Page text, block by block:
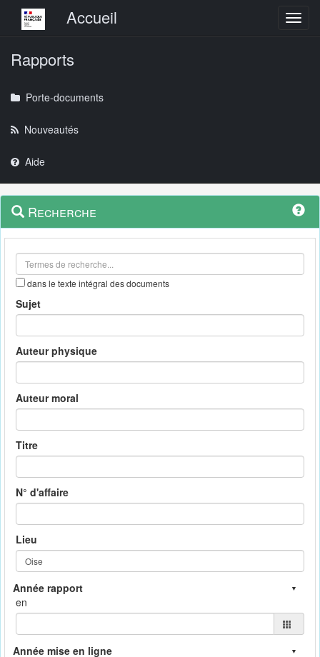
Menu principalAccueil
Rapports
Porte-documents
Nouveautés
Aide
Navigation
outils
Menu
contextuel
Recherche
dans le texte intégral des documents
Sujet
Auteur physique
Auteur moral
Titre
N° d'affaire
Lieu
en